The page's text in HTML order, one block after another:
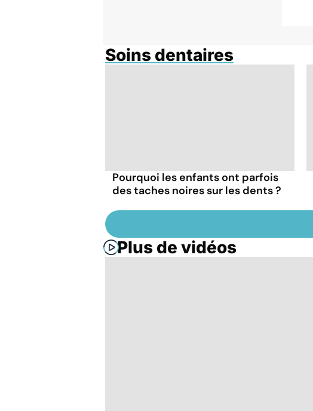
Soins dentaires
Pourquoi les enfants ont parfois
des taches noires sur les dents ?
Plus de vidéos